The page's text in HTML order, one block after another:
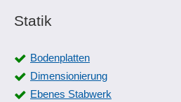
Statik
Bodenplatten
Dimensionierung
Ebenes Stabwerk